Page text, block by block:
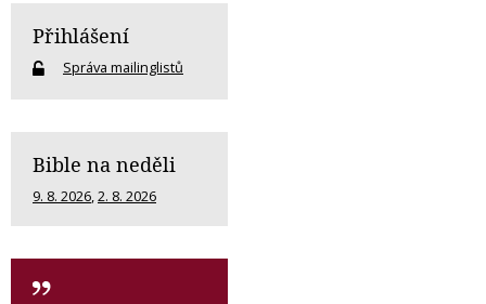
Přihlášení
Správa mailinglistů
Bible na neděli
9. 8. 2026,2. 8. 2026